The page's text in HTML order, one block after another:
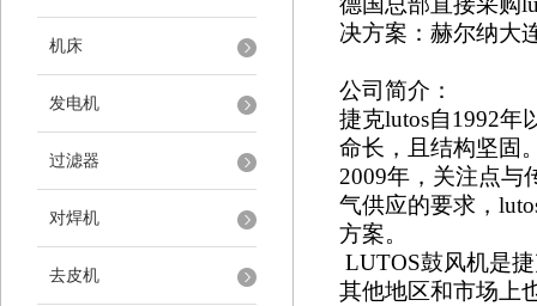
机床
发电机
过滤器
对焊机
去皮机
决方案：赫尔纳大
公司简介：
捷克lutos自1992年
命长，且结构坚固
2009年，关注点与
气供应的要求，
方案。
LUTOS鼓风机是
其他地区和市场上